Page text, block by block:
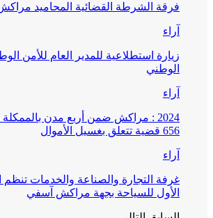
فرقة الشرطة القضائية المحاميد
آراء
زيارة استطلاعية للمدير العام للأمن
الوطني
آراء
2024 : مراكش ضمن أربع مدن
656 قضية تتعلق بغسيل الأموال
آراء
غرفة التجارة والصناعة والخدمات تنظم
الأول للسياحة بجهة مراكش آسفي